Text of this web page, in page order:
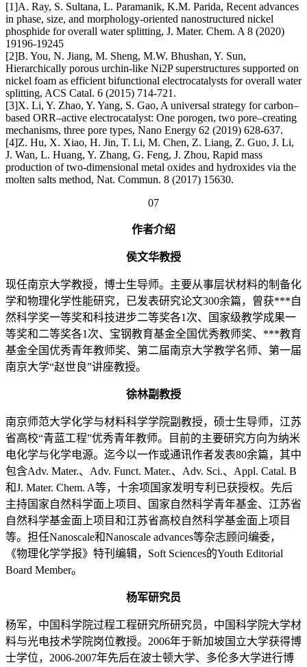
[1]A. Ray, S. Sultana, L. Paramanik, K.M. Parida, Recent advances
in phase, size, and morphology-oriented nanostructured nickel
phosphide for overall water splitting, J. Mater. Chem. A 8 (2020)
19196-19245
[2]B. You, N. Jiang, M. Sheng, M.W. Bhushan, Y. Sun,
Hierarchically porous urchin-like Ni2P superstructures supported on
nickel foam as efficient bifunctional electrocatalysts for overall water
splitting, ACS Catal. 6 (2015) 714-721.
[3]X. Li, Y. Zhao, Y. Yang, S. Gao, A universal strategy for carbon–
based ORR–active electrocatalyst: One porogen, two pore–creating
mechanisms, three pore types, Nano Energy 62 (2019) 628-637.
[4]Z. Hu, X. Xiao, H. Jin, T. Li, M. Chen, Z. Liang, Z. Guo, J. Li,
J. Wan, L. Huang, Y. Zhang, G. Feng, J. Zhou, Rapid mass
production of two-dimensional metal oxides and hydroxides via the
molten salts method, Nat. Commun. 8 (2017) 15630.
07
作者介绍
侯文华教授
现任南京大学教授，博士生导师。主要从事层状材料的制备化
学和物理化学性能研究，已发表研究论文300余篇，曾获***自
然科学奖一等奖和科技进步二等奖各1次、国家级教学成果一
等奖和二等奖各1次、宝钢教育基金全国优秀教师奖、***教育
基金全国优秀青年教师奖、第二届南京大学教学名师、第一届
南京大学“赵世良”讲座教授。
徐林副教授
南京师范大学化学与材料科学学院副教授，硕士生导师，江苏
省高校“青蓝工程”优秀青年教师。目前的主要研究方向为纳米
电化学与化学电源。迄今以一作或通讯作者发表80余篇，其中
包含Adv. Mater.、Adv. Funct. Mater.、Adv. Sci.、Appl. Catal. B
和J. Mater. Chem. A等，十余项国家发明专利已获授权。先后
主持国家自然科学面上项目、国家自然科学青年基金、江苏省
自然科学基金面上项目和江苏省高校自然科学基金面上项目
等。担任Nanoscale和Nanoscale advances等杂志顾问编委，
《物理化学学报》特刊编辑，Soft Sciences的Youth Editorial
Board Member。
杨军研究员
杨军，中国科学院过程工程研究所研究员，中国科学院大学材
料与光电技术学院岗位教授。2006年于新加坡国立大学获得博
士学位，2006-2007年先后在波士顿大学、多伦多大学进行博